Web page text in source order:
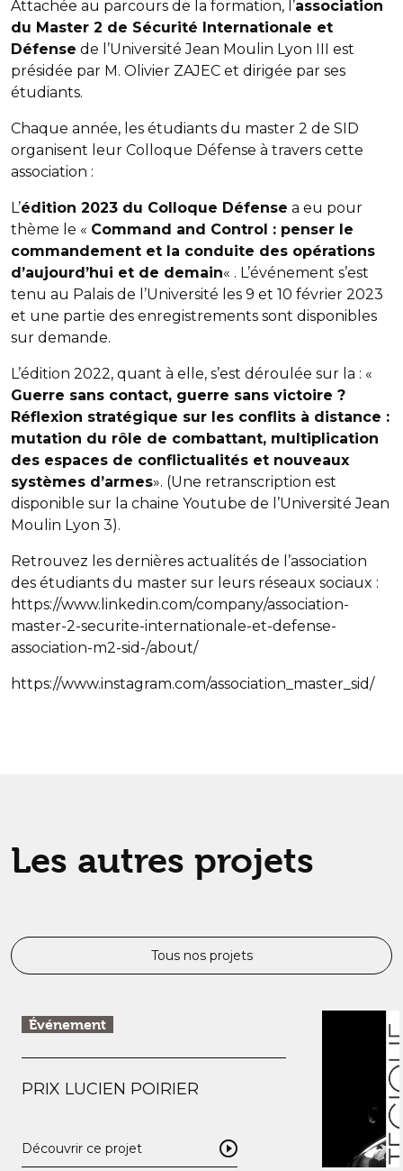
Attachée au parcours de la formation, l’association
du Master 2 de Sécurité Internationale et
Défense de l’Université Jean Moulin Lyon III est
présidée par M. Olivier ZAJEC et dirigée par ses
étudiants.
Chaque année, les étudiants du master 2 de SID
organisent leur Colloque Défense à travers cette
association :
L’édition 2023 du Colloque Défense a eu pour
thème le « Command and Control : penser le
commandement et la conduite des opérations
d’aujourd’hui et de demain« . L’événement s’est
tenu au Palais de l’Université les 9 et 10 février 2023
et une partie des enregistrements sont disponibles
sur demande.
L’édition 2022, quant à elle, s’est déroulée sur la : «
Guerre sans contact, guerre sans victoire ?
Réflexion stratégique sur les conflits à distance :
mutation du rôle de combattant, multiplication
des espaces de conflictualités et nouveaux
systèmes d’armes». (Une retranscription est
disponible sur la chaine Youtube de l’Université Jean
Moulin Lyon 3).
Retrouvez les dernières actualités de l’association
des étudiants du master sur leurs réseaux sociaux :
https://www.linkedin.com/company/association-
master-2-securite-internationale-et-defense-
association-m2-sid-/about/
https://www.instagram.com/association_master_sid/
Les autres projets
Tous nos projets
Événement
PRIX LUCIEN POIRIER
Découvrir ce projet